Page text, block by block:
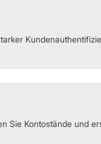
Sie Kontostände und